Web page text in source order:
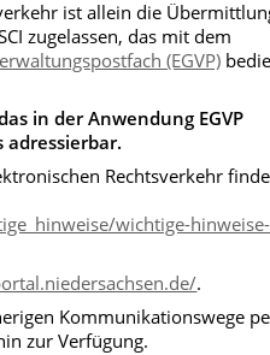
ist allein die
zugelassen, das mit dem
(EGVP)
in der Anwendung EGVP
Rechtsverkehr
wichtige-hinweise-
.
Kommunikationswege
zur Verfügung.